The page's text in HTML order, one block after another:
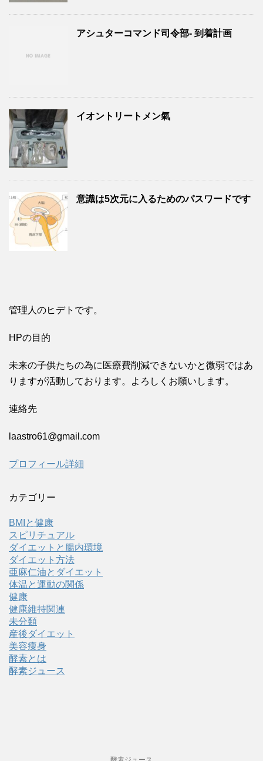
アシュターコマンド司令部- 到着計画
イオントリートメン氣
意識は5次元に入るためのパスワードです
管理人のヒデトです。
HPの目的
未来の子供たちの為に医療費削減できないかと微弱ではあ
りますが活動しております。よろしくお願いします。
連絡先
laastro61@gmail.com
プロフィール詳細
カテゴリー
BMIと健康
スピリチュアル
ダイエットと腸内環境
ダイエット方法
亜麻仁油とダイエット
体温と運動の関係
健康
健康維持関連
未分類
産後ダイエット
美容痩身
酵素とは
酵素ジュース